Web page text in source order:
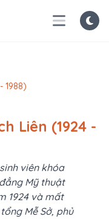
1988)
Liên (1924 -
viên khóa
Mỹ thuật
1924 và mất
Mễ Sở, phủ